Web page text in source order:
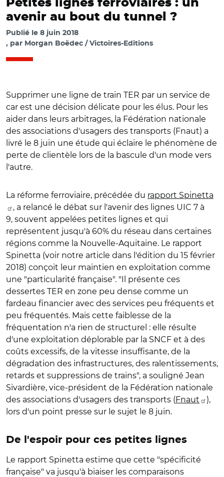
Petites lignes ferroviaires : un
avenir au bout du tunnel ?
Publié le 8 juin 2018
par Morgan Boëdec / Victoires-Editions
Supprimer une ligne de train TER par un service de
car est une décision délicate pour les élus. Pour les
aider dans leurs arbitrages, la Fédération nationale
des associations d'usagers des transports (Fnaut) a
livré le 8 juin une étude qui éclaire le phénomène de
perte de clientèle lors de la bascule d'un mode vers
l'autre.
La réforme ferroviaire, précédée du rapport Spinetta
, a relancé le débat sur l'avenir des lignes UIC 7 à
9, souvent appelées petites lignes et qui
représentent jusqu'à 60% du réseau dans certaines
régions comme la Nouvelle-Aquitaine. Le rapport
Spinetta (voir notre article dans l'édition du 15 février
2018) conçoit leur maintien en exploitation comme
une "particularité française". "Il présente ces
dessertes TER en zone peu dense comme un
fardeau financier avec des services peu fréquents et
peu fréquentés. Mais cette faiblesse de la
fréquentation n'a rien de structurel : elle résulte
d'une exploitation déplorable par la SNCF et à des
coûts excessifs, de la vitesse insuffisante, de la
dégradation des infrastructures, des ralentissements,
retards et suppressions de trains", a souligné Jean
Sivardière, vice-président de la Fédération nationale
des associations d'usagers des transports (Fnaut
),
lors d'un point presse sur le sujet le 8 juin.
De l'espoir pour ces petites lignes
Le rapport Spinetta estime que cette "spécificité
française" va jusqu'à biaiser les comparaisons